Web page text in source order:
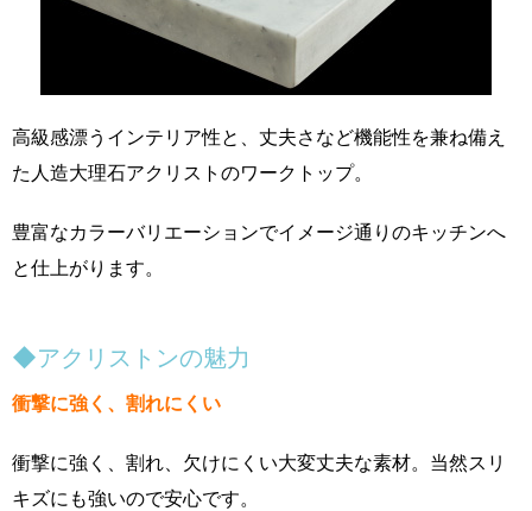
高級感漂うインテリア性と、丈夫さなど機能性を兼ね備え
た人造大理石アクリストのワークトップ。
豊富なカラーバリエーションでイメージ通りのキッチンへ
と仕上がります。
◆アクリストンの魅力
衝撃に強く、割れにくい
衝撃に強く、割れ、欠けにくい大変丈夫な素材。当然スリ
キズにも強いので安心です。